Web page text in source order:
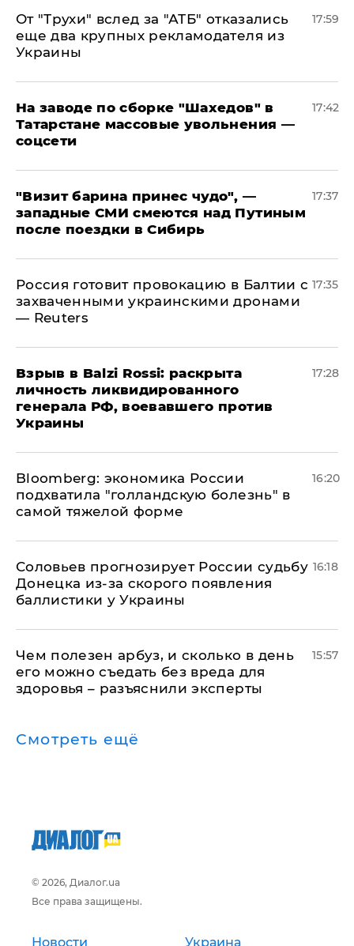
От "Трухи" вслед за "АТБ" отказались
еще два крупных рекламодателя из
Украины
17:59
На заводе по сборке "Шахедов" в
Татарстане массовые увольнения —
соцсети
17:42
"Визит барина принес чудо", —
западные СМИ смеются над Путиным
после поездки в Сибирь
17:37
​Россия готовит провокацию в Балтии с
захваченными украинскими дронами
— Reuters
17:35
​Взрыв в Balzi Rossi: раскрыта
личность ликвидированного
генерала РФ, воевавшего против
Украины
17:28
Bloomberg: экономика России
подхватила "голландскую болезнь" в
самой тяжелой форме
16:20
Соловьев прогнозирует России судьбу
Донецка из-за скорого появления
баллистики у Украины
16:18
Чем полезен арбуз, и сколько в день
его можно съедать без вреда для
здоровья – разъяснили эксперты
15:57
Смотреть ещё
© 2026, Диалог.ua
Все права защищены.
Новости Украина